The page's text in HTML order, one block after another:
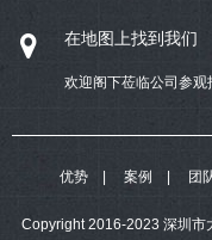
在地图上找到我们
欢迎阁下莅临公司参观
优势 案例 团
Copyright 2016-2023 深圳市